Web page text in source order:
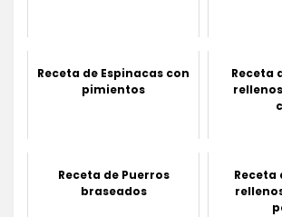
Receta de Espinacas con
pimientos
Receta
Receta de Puerros
braseados
Receta